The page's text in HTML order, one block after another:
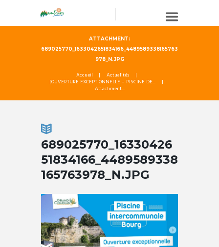
ATTACHMENT:
689025770_1633042651834166_4489589338165763
978_N.JPG
Accueil
Actualités
[OUVERTURE EXCEPTIONNELLE – PISCINE DE...
Attachment...
689025770_16330426
51834166_4489589338
165763978_N.JPG